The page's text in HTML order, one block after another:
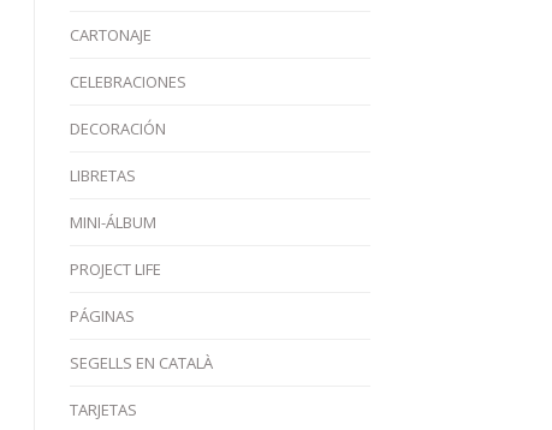
CARTONAJE
CELEBRACIONES
DECORACIÓN
LIBRETAS
MINI-ÁLBUM
PROJECT LIFE
PÁGINAS
SEGELLS EN CATALÀ
TARJETAS